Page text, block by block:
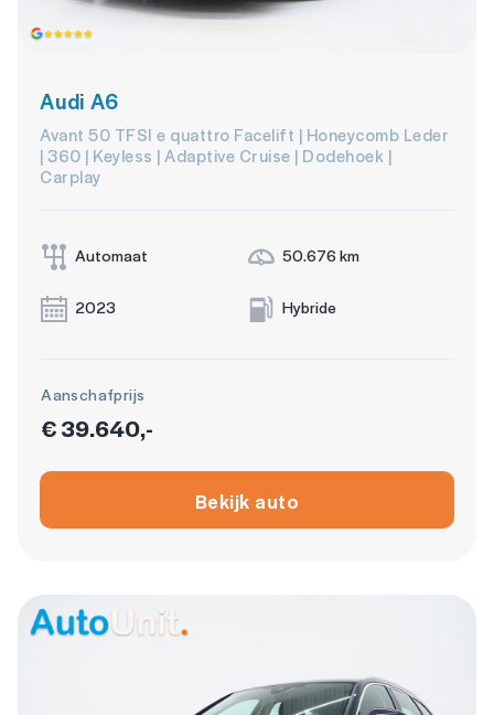
Audi A6
Avant 50 TFSI e quattro Facelift | Honeycomb Leder
| 360 | Keyless | Adaptive Cruise | Dodehoek |
Carplay
Automaat 50.676 km
2023 Hybride
Aanschafprijs
€ 39.640,-
Bekijk auto